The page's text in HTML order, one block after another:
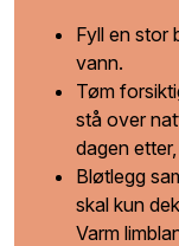
Fyll en stor
vann.
Tøm
stå over
dagen
Bløtlegg
skal kun
Varm